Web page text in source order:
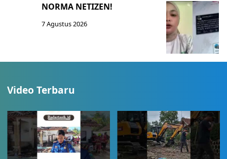
NORMA NETIZEN!
7 Agustus 2026
Video Terbaru